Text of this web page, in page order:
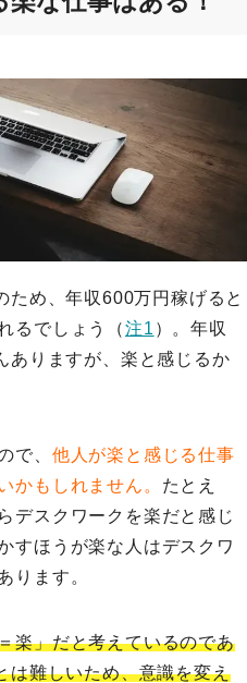
ため、年収600万円稼げると
るでしょう（注1 ）。年収
ありますが、楽と感じるか
で、 他人が楽と感じる仕事
かもしれません。 たとえ
デスクワークを楽だと感じ
すほうが楽な人はデスクワ
ります。
楽」だと考えているのであ
は難しいため、意識を変え